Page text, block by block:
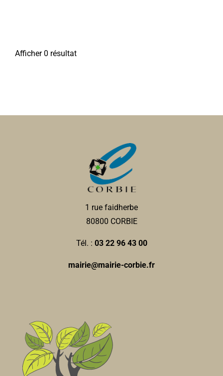
Afficher 0 résultat
1 rue faidherbe
80800 CORBIE
Tél. : 03 22 96 43 00
mairie@mairie-corbie.fr